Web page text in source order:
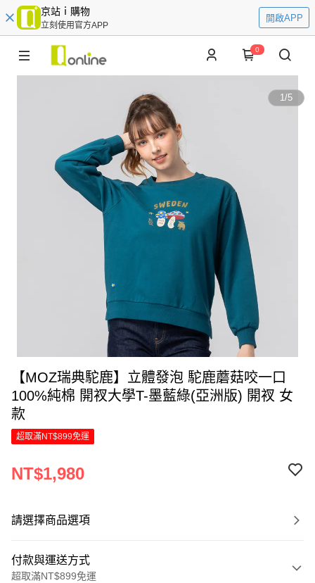
京站ｉ購物
立刻使用官方APP
開啟APP
0
1/5
【MOZ瑞典駝鹿】立體發泡 駝鹿蘑菇咬一口
100%純棉 開衩大學T-墨藍綠(亞洲版) 開衩 女
款
超取滿NT$899免運
NT$1,980
請選擇商品選項
付款與運送方式
超取滿NT$899免運